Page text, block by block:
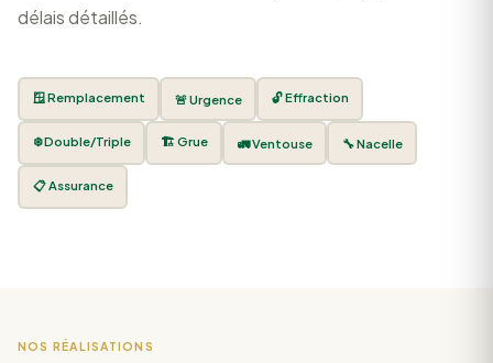
délais détaillés.
🪟 Remplacement 🚨 Urgence 🔓 Effraction
❄️ Double/Triple 🏗️ Grue 🚛 Ventouse 🔧 Nacelle
📋 Assurance
NOS RÉALISATIONS